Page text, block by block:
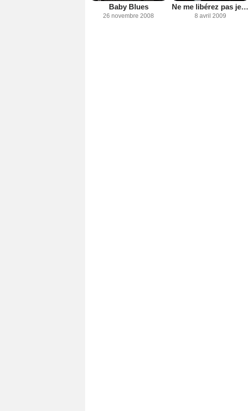
Baby Blues
26 novembre 2008
Ne me libérez pas je m'en charge
8 avril 2009